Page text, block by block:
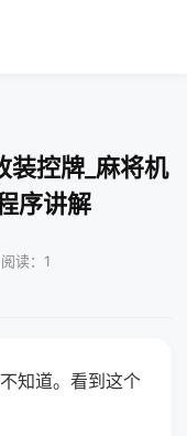
装控牌_麻将机
序讲解
读：1
知道。看到这个